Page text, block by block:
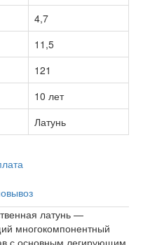
4,7
11,5
121
10 лет
Латунь
латунь —
многокомпонентный
с основным легирующим